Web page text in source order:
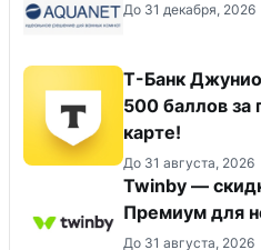
До 31 декабря, 2026
Т-Банк
500 баллов за
карте!
До 31 августа, 2026
Twinby —
Премиум для
До 31 августа, 2026